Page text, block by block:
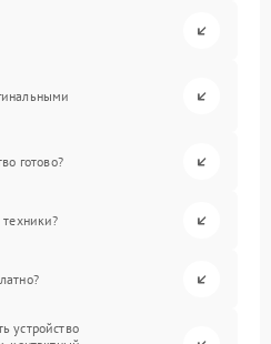
готово?
техники?
устройство